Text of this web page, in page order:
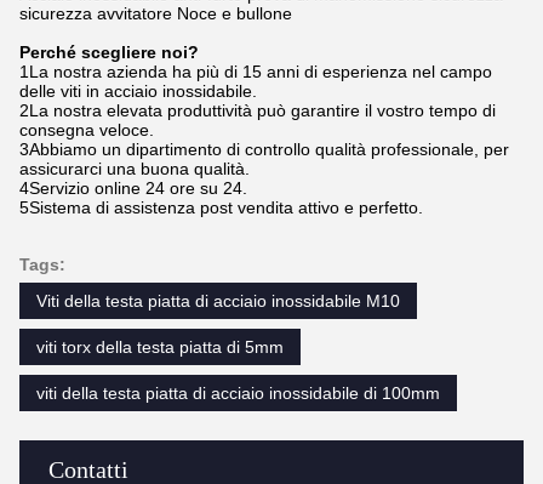
Contatti
sicurezza avvitatore Noce e bullone
Perché scegliere noi?
1La nostra azienda ha più di 15 anni di esperienza nel campo
delle viti in acciaio inossidabile.
2La nostra elevata produttività può garantire il vostro tempo di
consegna veloce.
3Abbiamo un dipartimento di controllo qualità professionale, per
assicurarci una buona qualità.
4Servizio online 24 ore su 24.
5Sistema di assistenza post vendita attivo e perfetto.
Tags:
Viti della testa piatta di acciaio inossidabile M10
viti torx della testa piatta di 5mm
viti della testa piatta di acciaio inossidabile di 100mm